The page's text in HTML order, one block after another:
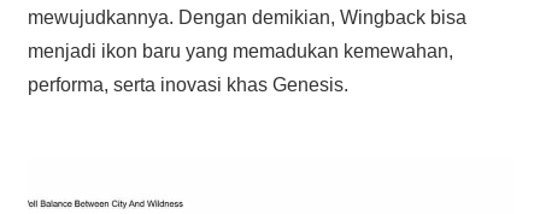
mewujudkannya. Dengan demikian, Wingback bisa
menjadi ikon baru yang memadukan kemewahan,
performa, serta inovasi khas Genesis.